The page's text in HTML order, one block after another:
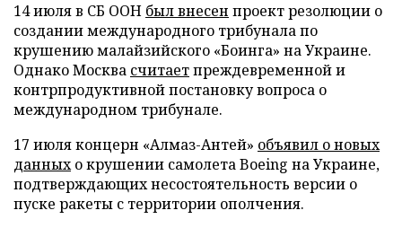
14 июля в СБ ООН был внесен проект резолюции о
создании международного трибунала по
крушению малайзийского «Боинга» на Украине.
Однако Москва считаетпреждевременной и
контрпродуктивной постановку вопроса о
международном трибунале.
17 июля концерн «Алмаз-Антей» объявил о новых
данныхо крушении самолета Boeing на Украине,
подтверждающих несостоятельность версии о
пуске ракеты с территории ополчения.